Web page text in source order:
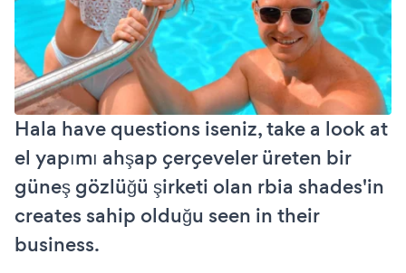
Hala have questions iseniz, take a look at
el yapımı ahşap çerçeveler üreten bir
güneş gözlüğü şirketi olan rbia shades'in
creates sahip olduğu seen in their
business.